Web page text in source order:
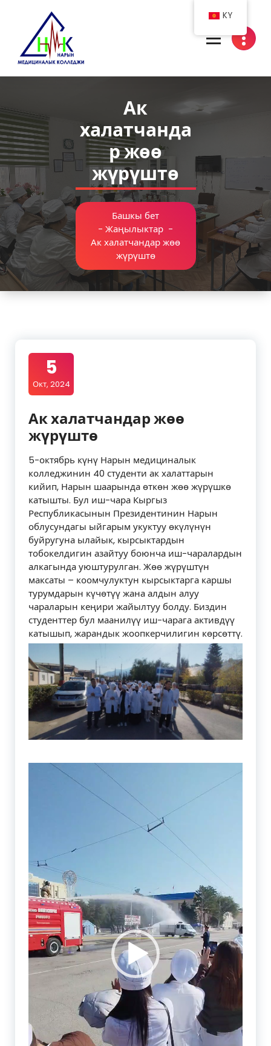
content
Ак
халатчанда
р жөө
жүрүштө
Башкы бет
- Жаңылыктар -
Ак халатчандар жөө
жүрүштө
5
Окт, 2024
Ак халатчандар жөө
жүрүштө
5-октябрь күнү Нарын медициналык
колледжинин 40 студенти ак халаттарын
кийип, Нарын шаарында өткөн жөө жүрүшкө
катышты. Бул иш-чара Кыргыз
Республикасынын Президентинин Нарын
облусундагы ыйгарым укуктуу өкүлүнүн
буйругуна ылайык, кырсыктардын
тобокелдигин азайтуу боюнча иш-чаралардын
алкагында уюштурулган. Жөө жүрүштүн
максаты – коомчулуктун кырсыктарга каршы
турумдарын күчөтүү жана алдын алуу
чараларын кеңири жайылтуу болду. Биздин
студенттер бул маанилүү иш-чарага активдүү
катышып, жарандык жоопкерчилигин көрсөттү.
Видеоплеер
KY